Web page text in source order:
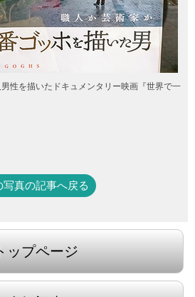
性を描いたドキュメンタリー映画『世界で一
写真の記事へ戻る
ップページ